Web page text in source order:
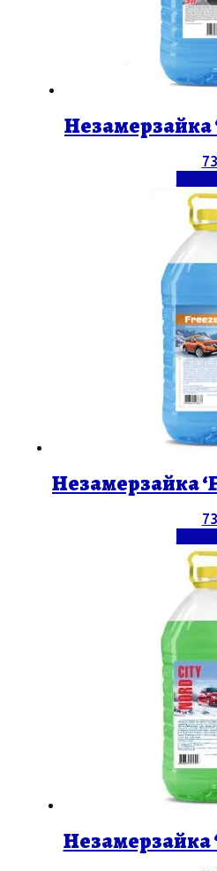
Незамерзайка
73
Незамерзайка
73
Незамерзайка